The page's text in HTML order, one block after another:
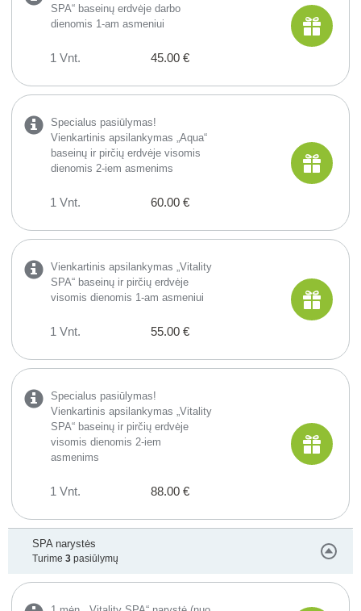
SPA“ baseinų erdvėje darbo
dienomis 1-am asmeniui
1 Vnt. 45.00 €
Specialus pasiūlymas!
Vienkartinis apsilankymas „Aqua“
baseinų ir pirčių erdvėje visomis
dienomis 2-iem asmenims
1 Vnt. 60.00 €
Vienkartinis apsilankymas „Vitality
SPA“ baseinų ir pirčių erdvėje
visomis dienomis 1-am asmeniui
1 Vnt. 55.00 €
Specialus pasiūlymas!
Vienkartinis apsilankymas „Vitality
SPA“ baseinų ir pirčių erdvėje
visomis dienomis 2-iem
asmenims
1 Vnt. 88.00 €
SPA narystės
Turime 3pasiūlymų